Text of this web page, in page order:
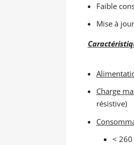
Faible
Mise à
Charge
résistive)
<